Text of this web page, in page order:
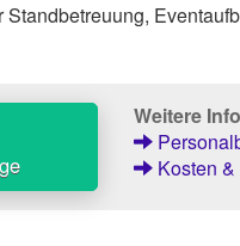
Weitere
Kosten &